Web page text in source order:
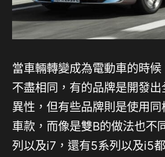
當車輛轉變成為電動車的時
不盡相同，有的品牌是開發
異性，但有些品牌則是使用
車款，而像是雙B的做法也不
列以及i7，還有5系列以及i5